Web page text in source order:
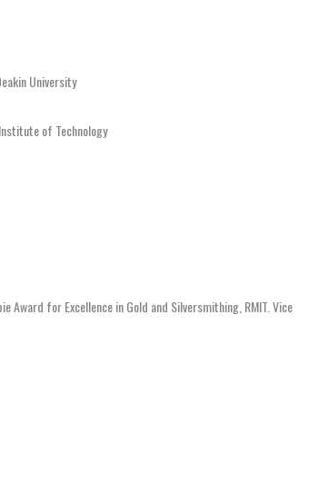
University
of Technology
Award for Excellence in Gold and Silversmithing, RMIT. Vice